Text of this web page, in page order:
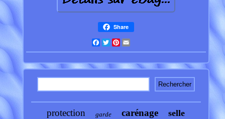
Share
Facebook
TwitterPinterest
protection garde carénage selle